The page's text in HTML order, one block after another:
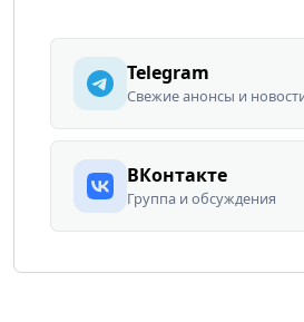
Telegram
Свежие анонсы и
ВКонтакте
Группа и обсуждения